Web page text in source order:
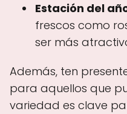
Estación del
frescos como
ser más
Además, ten
para aquellos que
variedad es clave